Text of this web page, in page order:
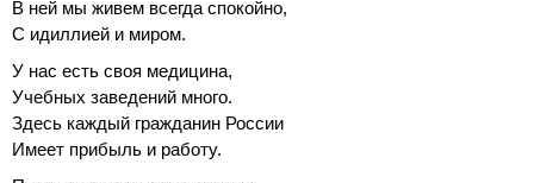
В ней мы живем всегда спокойно,
С идиллией и миром.
У нас есть своя медицина,
Учебных заведений много.
Здесь каждый гражданин России
Имеет прибыль и работу.